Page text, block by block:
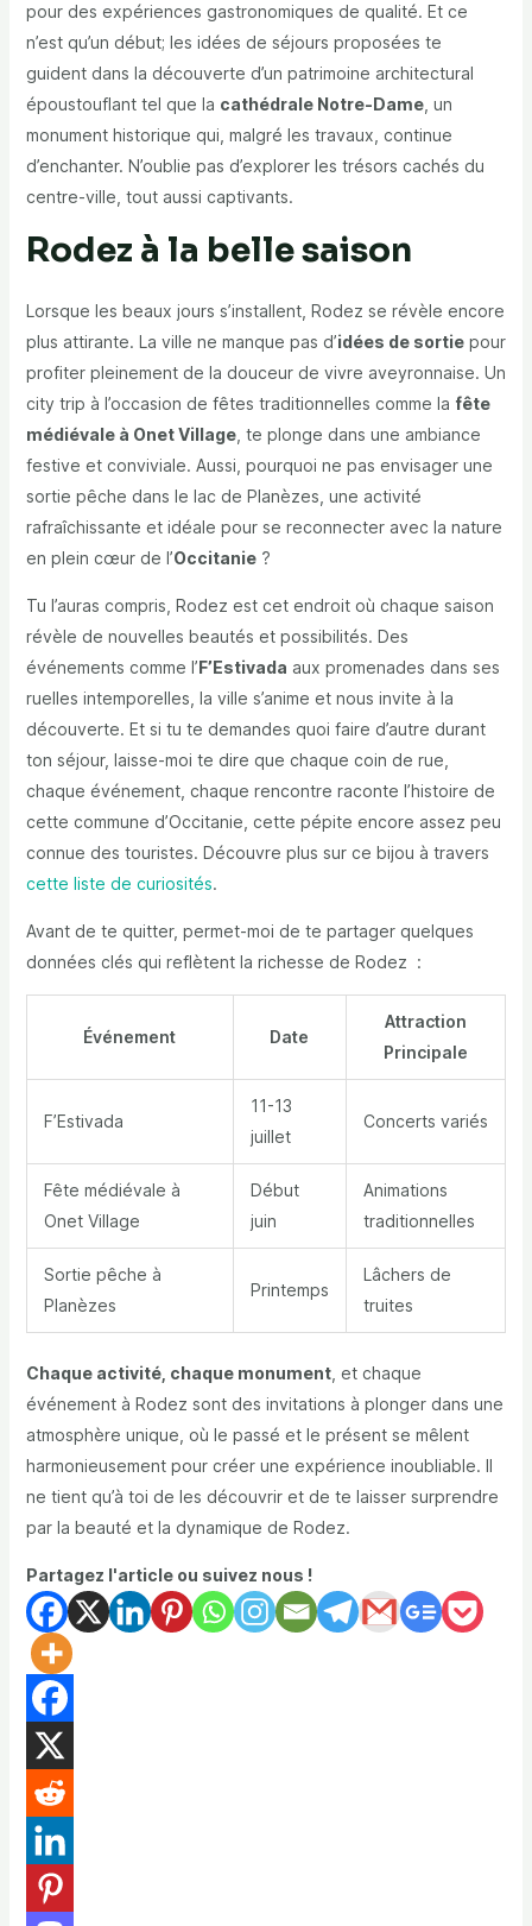
pour des expériences gastronomiques de qualité. Et ce
n’est qu’un début; les idées de séjours proposées te
guident dans la découverte d’un patrimoine architectural
époustouflant tel que la cathédrale Notre-Dame, un
monument historique qui, malgré les travaux, continue
d’enchanter. N’oublie pas d’explorer les trésors cachés du
centre-ville, tout aussi captivants.
Rodez à la belle saison
Lorsque les beaux jours s’installent, Rodez se révèle encore
plus attirante. La ville ne manque pas d’idées de sortiepour
profiter pleinement de la douceur de vivre aveyronnaise. Un
city trip à l’occasion de fêtes traditionnelles comme la fête
médiévale à Onet Village, te plonge dans une ambiance
festive et conviviale. Aussi, pourquoi ne pas envisager une
sortie pêche dans le lac de Planèzes, une activité
rafraîchissante et idéale pour se reconnecter avec la nature
en plein cœur de l’Occitanie?
Tu l’auras compris, Rodez est cet endroit où chaque saison
révèle de nouvelles beautés et possibilités. Des
événements comme l’F’Estivada aux promenades dans ses
ruelles intemporelles, la ville s’anime et nous invite à la
découverte. Et si tu te demandes quoi faire d’autre durant
ton séjour, laisse-moi te dire que chaque coin de rue,
chaque événement, chaque rencontre raconte l’histoire de
cette commune d’Occitanie, cette pépite encore assez peu
connue des touristes. Découvre plus sur ce bijou à travers
cette liste de curiosités.
Avant de te quitter, permet-moi de te partager quelques
données clés qui reflètent la richesse de Rodez :
Événement Date
Attraction
Principale
F’Estivada
11-13
juillet
Concerts variés
Fête médiévale à
Onet Village
Début
juin
Animations
traditionnelles
Sortie pêche à
Planèzes
Printemps
Lâchers de
truites
Chaque activité, chaque monument, et chaque
événement à Rodez sont des invitations à plonger dans une
atmosphère unique, où le passé et le présent se mêlent
harmonieusement pour créer une expérience inoubliable. Il
ne tient qu’à toi de les découvrir et de te laisser surprendre
par la beauté et la dynamique de Rodez.
Partagez l'article ou suivez nous !